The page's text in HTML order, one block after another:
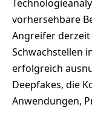
vorhersehbare
Angreifer
Schwachstellen
erfolgreich
Deepfakes, die
Anwendungen,